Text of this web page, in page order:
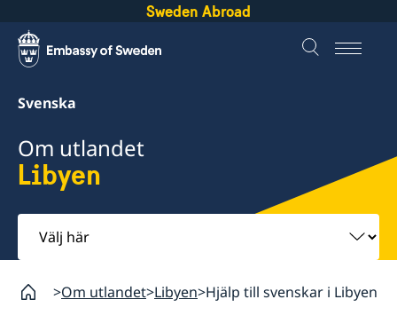
Sweden Abroad
Svenska
Om utlandet
Libyen
Välj
här
Om utlandet Libyen Hjälp till svenskar i Libyen